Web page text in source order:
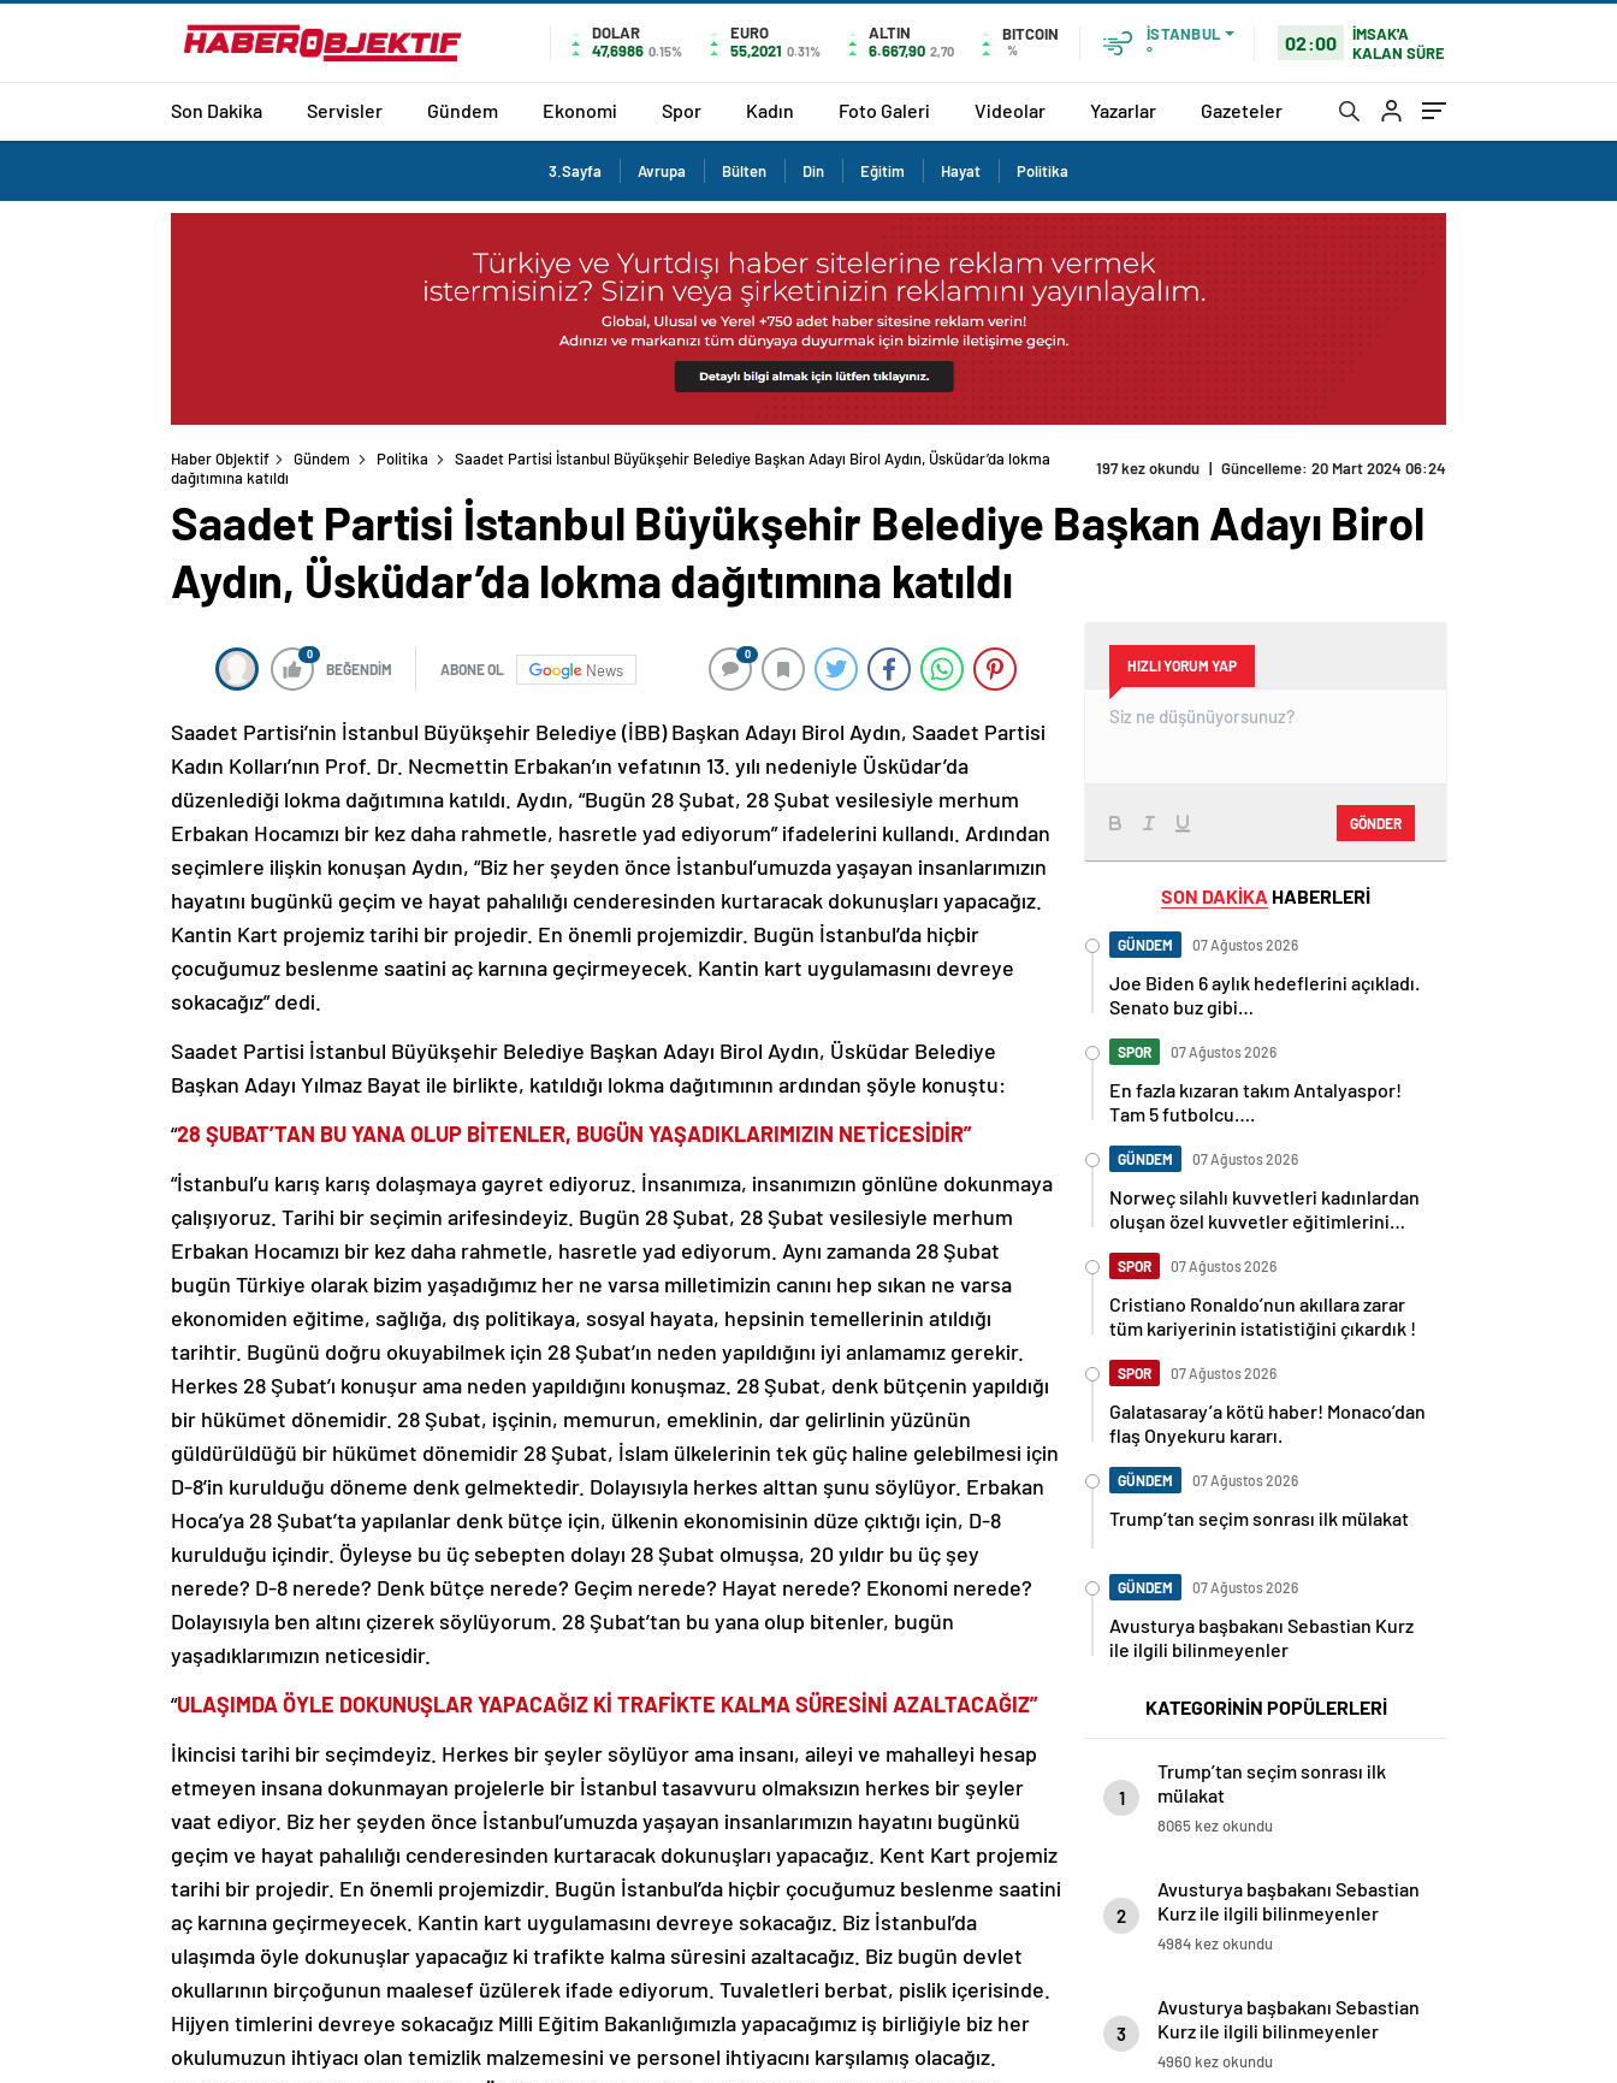
DOLAR
47,6986 0.15%
EURO
55,2021 0.31%
ALTIN
6.667,90 2,70
BITCOIN
%
İSTANBUL
°
02:00
İMSAK'A
KALAN SÜRE
Son Dakika Servisler Gündem Ekonomi Spor Kadın Foto Galeri Videolar Yazarlar Gazeteler
3.Sayfa Avrupa Bülten Din Eğitim Hayat Politika
Haber Objektif Gündem Politika
Saadet Partisi İstanbul Büyükşehir Belediye Başkan Adayı Birol Aydın, Üsküdar’da lokma
dağıtımına katıldı
197 kez okundu | Güncelleme: 20 Mart 2024 06:24
Saadet Partisi İstanbul Büyükşehir Belediye Başkan Adayı Birol
Aydın, Üsküdar’da lokma dağıtımına katıldı
0
BEĞENDİM ABONE OL News
0
Saadet Partisi’nin İstanbul Büyükşehir Belediye (İBB) Başkan Adayı Birol Aydın, Saadet Partisi
Kadın Kolları’nın Prof. Dr. Necmettin Erbakan’ın vefatının 13. yılı nedeniyle Üsküdar’da
düzenlediği lokma dağıtımına katıldı. Aydın, “Bugün 28 Şubat, 28 Şubat vesilesiyle merhum
Erbakan Hocamızı bir kez daha rahmetle, hasretle yad ediyorum” ifadelerini kullandı. Ardından
seçimlere ilişkin konuşan Aydın, “Biz her şeyden önce İstanbul’umuzda yaşayan insanlarımızın
hayatını bugünkü geçim ve hayat pahalılığı cenderesinden kurtaracak dokunuşları yapacağız.
Kantin Kart projemiz tarihi bir projedir. En önemli projemizdir. Bugün İstanbul’da hiçbir
çocuğumuz beslenme saatini aç karnına geçirmeyecek. Kantin kart uygulamasını devreye
sokacağız” dedi.
Saadet Partisi İstanbul Büyükşehir Belediye Başkan Adayı Birol Aydın, Üsküdar Belediye
Başkan Adayı Yılmaz Bayat ile birlikte, katıldığı lokma dağıtımının ardından şöyle konuştu:
“28 ŞUBAT’TAN BU YANA OLUP BİTENLER, BUGÜN YAŞADIKLARIMIZIN NETİCESİDİR”
“İstanbul’u karış karış dolaşmaya gayret ediyoruz. İnsanımıza, insanımızın gönlüne dokunmaya
çalışıyoruz. Tarihi bir seçimin arifesindeyiz. Bugün 28 Şubat, 28 Şubat vesilesiyle merhum
Erbakan Hocamızı bir kez daha rahmetle, hasretle yad ediyorum. Aynı zamanda 28 Şubat
bugün Türkiye olarak bizim yaşadığımız her ne varsa milletimizin canını hep sıkan ne varsa
ekonomiden eğitime, sağlığa, dış politikaya, sosyal hayata, hepsinin temellerinin atıldığı
tarihtir. Bugünü doğru okuyabilmek için 28 Şubat’ın neden yapıldığını iyi anlamamız gerekir.
Herkes 28 Şubat’ı konuşur ama neden yapıldığını konuşmaz. 28 Şubat, denk bütçenin yapıldığı
bir hükümet dönemidir. 28 Şubat, işçinin, memurun, emeklinin, dar gelirlinin yüzünün
güldürüldüğü bir hükümet dönemidir 28 Şubat, İslam ülkelerinin tek güç haline gelebilmesi için
D-8’in kurulduğu döneme denk gelmektedir. Dolayısıyla herkes alttan şunu söylüyor. Erbakan
Hoca’ya 28 Şubat’ta yapılanlar denk bütçe için, ülkenin ekonomisinin düze çıktığı için, D-8
kurulduğu içindir. Öyleyse bu üç sebepten dolayı 28 Şubat olmuşsa, 20 yıldır bu üç şey
nerede? D-8 nerede? Denk bütçe nerede? Geçim nerede? Hayat nerede? Ekonomi nerede?
Dolayısıyla ben altını çizerek söylüyorum. 28 Şubat’tan bu yana olup bitenler, bugün
yaşadıklarımızın neticesidir.
“ULAŞIMDA ÖYLE DOKUNUŞLAR YAPACAĞIZ Kİ TRAFİKTE KALMA SÜRESİNİ AZALTACAĞIZ”
İkincisi tarihi bir seçimdeyiz. Herkes bir şeyler söylüyor ama insanı, aileyi ve mahalleyi hesap
etmeyen insana dokunmayan projelerle bir İstanbul tasavvuru olmaksızın herkes bir şeyler
vaat ediyor. Biz her şeyden önce İstanbul’umuzda yaşayan insanlarımızın hayatını bugünkü
geçim ve hayat pahalılığı cenderesinden kurtaracak dokunuşları yapacağız. Kent Kart projemiz
tarihi bir projedir. En önemli projemizdir. Bugün İstanbul’da hiçbir çocuğumuz beslenme saatini
aç karnına geçirmeyecek. Kantin kart uygulamasını devreye sokacağız. Biz İstanbul’da
ulaşımda öyle dokunuşlar yapacağız ki trafikte kalma süresini azaltacağız. Biz bugün devlet
okullarının birçoğunun maalesef üzülerek ifade ediyorum. Tuvaletleri berbat, pislik içerisinde.
Hijyen timlerini devreye sokacağız Milli Eğitim Bakanlığımızla yapacağımız iş birliğiyle biz her
okulumuzun ihtiyacı olan temizlik malzemesini ve personel ihtiyacını karşılamış olacağız.
HIZLI YORUM YAP
GÖNDER
SON DAKİKA HABERLERİ
GÜNDEM 07 Ağustos 2026
Joe Biden 6 aylık hedeflerini açıkladı.
Senato buz gibi…
SPOR 07 Ağustos 2026
En fazla kızaran takım Antalyaspor!
Tam 5 futbolcu….
GÜNDEM 07 Ağustos 2026
Norweç silahlı kuvvetleri kadınlardan
oluşan özel kuvvetler eğitimlerini
SPOR 07 Ağustos 2026
Cristiano Ronaldo’nun akıllara zarar
tüm kariyerinin istatistiğini çıkardık !
SPOR 07 Ağustos 2026
Galatasaray’a kötü haber! Monaco’dan
flaş Onyekuru kararı.
GÜNDEM 07 Ağustos 2026
Trump’tan seçim sonrası ilk mülakat
GÜNDEM 07 Ağustos 2026
Avusturya başbakanı Sebastian Kurz
ile ilgili bilinmeyenler
KATEGORİNİN POPÜLERLERİ
1
Trump’tan seçim sonrası ilk
mülakat
8065 kez okundu
2
Avusturya başbakanı Sebastian
Kurz ile ilgili bilinmeyenler
4984 kez okundu
3
Avusturya başbakanı Sebastian
Kurz ile ilgili bilinmeyenler
4960 kez okundu